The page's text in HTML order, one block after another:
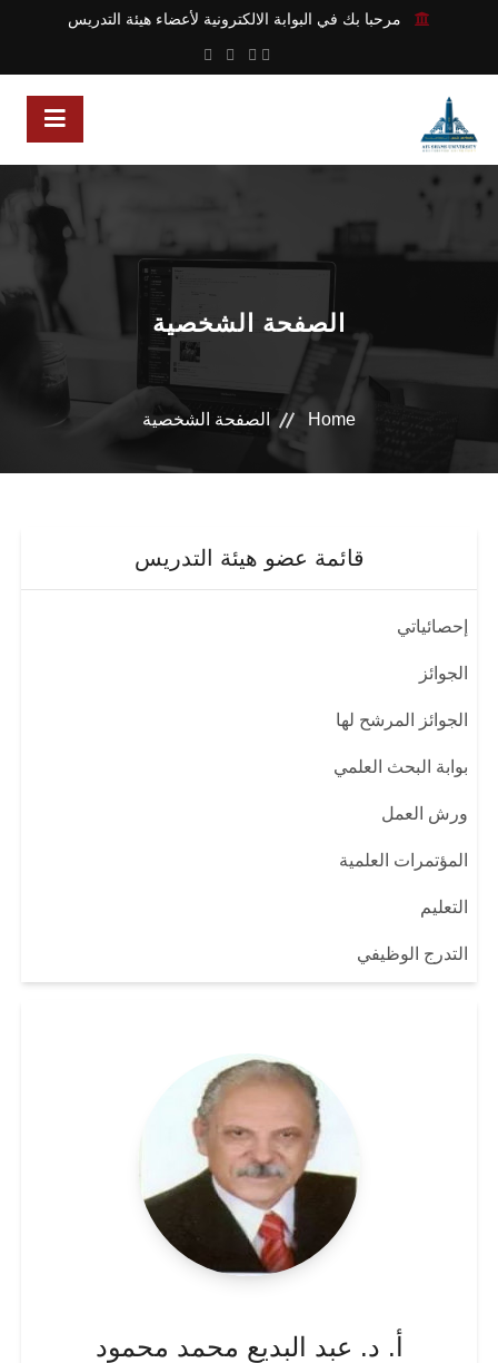
مرحبا بك في البوابة الالكترونية لأعضاء هيئة التدريس
الصفحة الشخصية
Home الصفحة الشخصية
قائمة عضو هيئة التدريس
إحصائياتي
الجوائز
الجوائز المرشح لها
بوابة البحث العلمي
ورش العمل
المؤتمرات العلمية
التعليم
التدرج الوظيفي
أ. د. عبد البديع محمد محمود